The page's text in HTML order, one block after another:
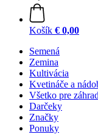
Košík € 0,00
Semená
Zemina
Kultivácia
Kvetináče a
Všetko pre
Darčeky
Značky
Ponuky